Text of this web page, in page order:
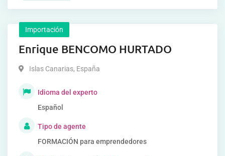
Importación
Enrique BENCOMO HURTADO
Islas Canarias, España
Idioma del experto
Español
Tipo de agente
FORMACIÓN para emprendedores